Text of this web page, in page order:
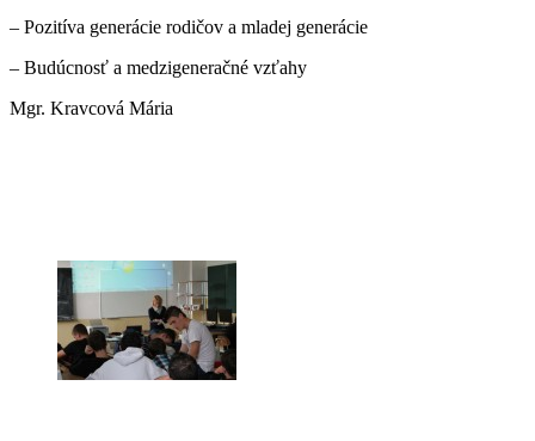
– Pozitíva generácie rodičov a mladej generácie
– Budúcnosť a medzigeneračné vzťahy
Mgr. Kravcová Mária